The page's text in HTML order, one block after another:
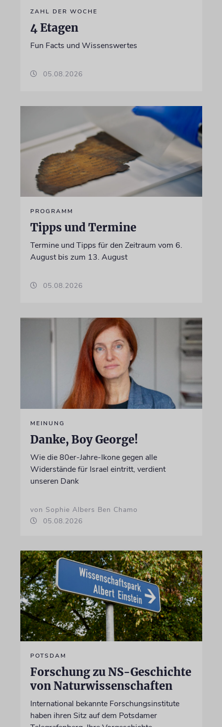
ZAHL DER WOCHE
4 Etagen
Fun Facts und Wissenswertes
05.08.2026
PROGRAMM
Tipps und Termine
Termine und Tipps für den Zeitraum vom 6.
August bis zum 13. August
05.08.2026
MEINUNG
Danke, Boy George!
Wie die 80er-Jahre-Ikone gegen alle
Widerstände für Israel eintritt, verdient
unseren Dank
von Sophie Albers Ben Chamo
05.08.2026
POTSDAM
Forschung zu NS-Geschichte
von Naturwissenschaften
International bekannte Forschungsinstitute
haben ihren Sitz auf dem Potsdamer